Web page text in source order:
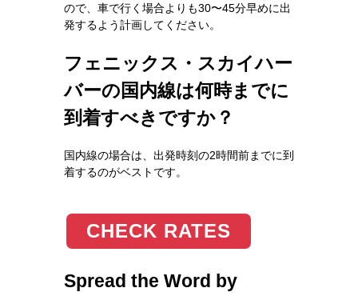
ので、車で行く場合よりも30〜45分早めに出
発するよう計画してください。
フェニックス・スカイハー
バーの国内線は何時までに
到着すべきですか？
国内線の場合は、出発時刻の2時間前までに到
着するのがベストです。
CHECK RATES
Spread the Word by